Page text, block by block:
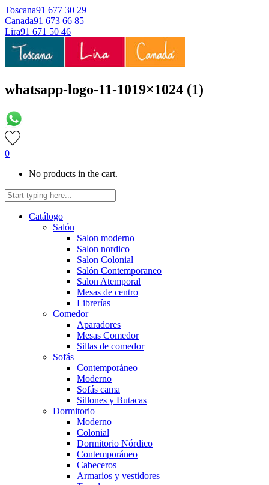
Toscana91 677 30 29
Canada91 673 66 85
Lira91 671 50 46
whatsapp-logo-11-1019×1024 (1)
0
No products in the cart.
Catálogo
Salón
Salon moderno
Salon nordico
Salon Colonial
Salón Contemporaneo
Salon Atemporal
Mesas de centro
Librerías
Comedor
Aparadores
Mesas Comedor
Sillas de comedor
Sofás
Contemporáneo
Moderno
Sofás cama
Sillones y Butacas
Dormitorio
Moderno
Colonial
Dormitorio Nórdico
Contemporáneo
Cabeceros
Armarios y vestidores